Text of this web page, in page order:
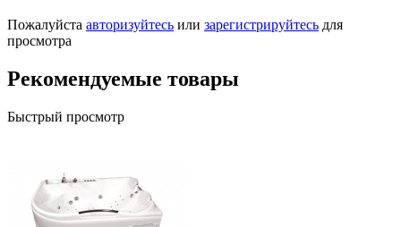
Пожалуйста авторизуйтесь или зарегистрируйтесь для
просмотра
Рекомендуемые товары
Быстрый просмотр